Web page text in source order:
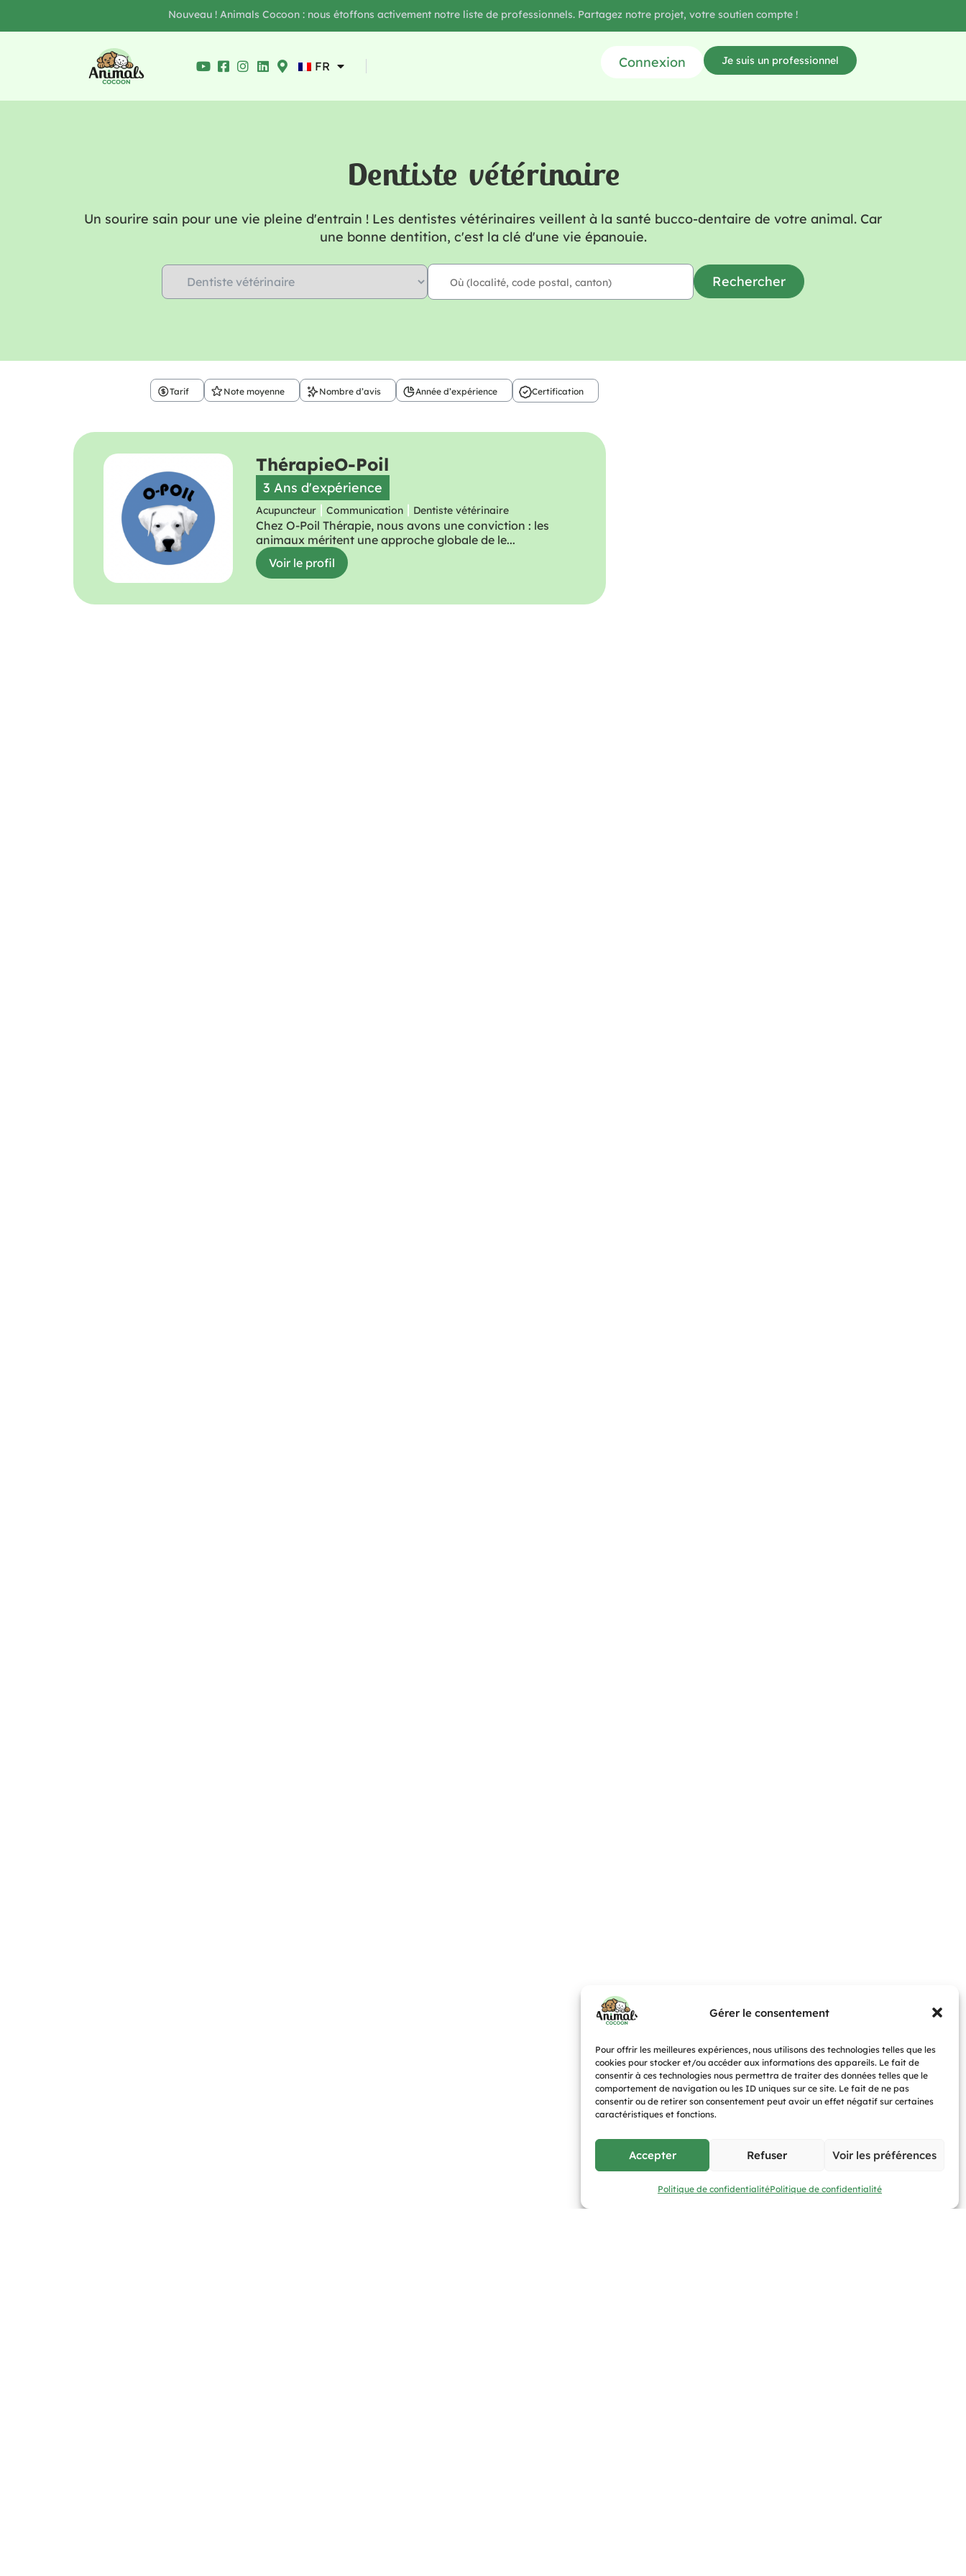
Gérer le consentement
Pour offrir les meilleures expériences, nous utilisons des technologies telles que les
cookies pour stocker et/ou accéder aux informations des appareils. Le fait de
consentir à ces technologies nous permettra de traiter des données telles que le
comportement de navigation ou les ID uniques sur ce site. Le fait de ne pas
consentir ou de retirer son consentement peut avoir un effet négatif sur certaines
caractéristiques et fonctions.
Accepter Refuser Voir les préférences
Politique de confidentialitéPolitique de confidentialité
Nouveau ! Animals Cocoon : nous étoffons activement notre liste de professionnels. Partagez notre projet, votre soutien compte !
FR Connexion Je suis un professionnel
Dentiste vétérinaire
Un sourire sain pour une vie pleine d'entrain ! Les dentistes vétérinaires veillent à la santé bucco-dentaire de votre animal. Car
une bonne dentition, c'est la clé d'une vie épanouie.
Rechercher
Tarif Note moyenne Nombre d’avis Année d’expérience Certification
ThérapieO-Poil
3 Ans d'expérience
Acupuncteur| Communication| Dentiste vétérinaire
Chez O-Poil Thérapie, nous avons une conviction : les
animaux méritent une approche globale de le...
Voir le profil
Signaler un problème